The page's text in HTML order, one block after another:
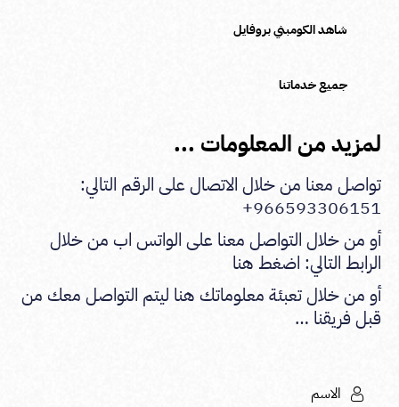
شاهد الكومبني بروفايل
جميع خدماتنا
لمزيد من المعلومات ...
تواصل معنا من خلال الاتصال على الرقم التالي:
966593306151+
أو من خلال التواصل معنا على الواتس اب من خلال
الرابط التالي: اضغط هنا
أو من خلال تعبئة معلوماتك هنا ليتم التواصل معك من
قبل فريقنا …